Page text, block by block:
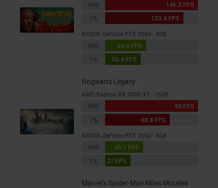
AVG
146.2 FPS
1%
123.4 FPS
NVIDIA GeForce RTX 3060 - 8GB
AVG
64.4 FPS
1%
55.4 FPS
Hogwarts Legacy
AMD Radeon RX 7800 XT - 16GB
AVG
99 FPS
1%
68.8 FPS
NVIDIA GeForce RTX 3060 - 8GB
AVG
40.1 FPS
1%
27 FPS
Marvel's Spider-Man Miles Morales